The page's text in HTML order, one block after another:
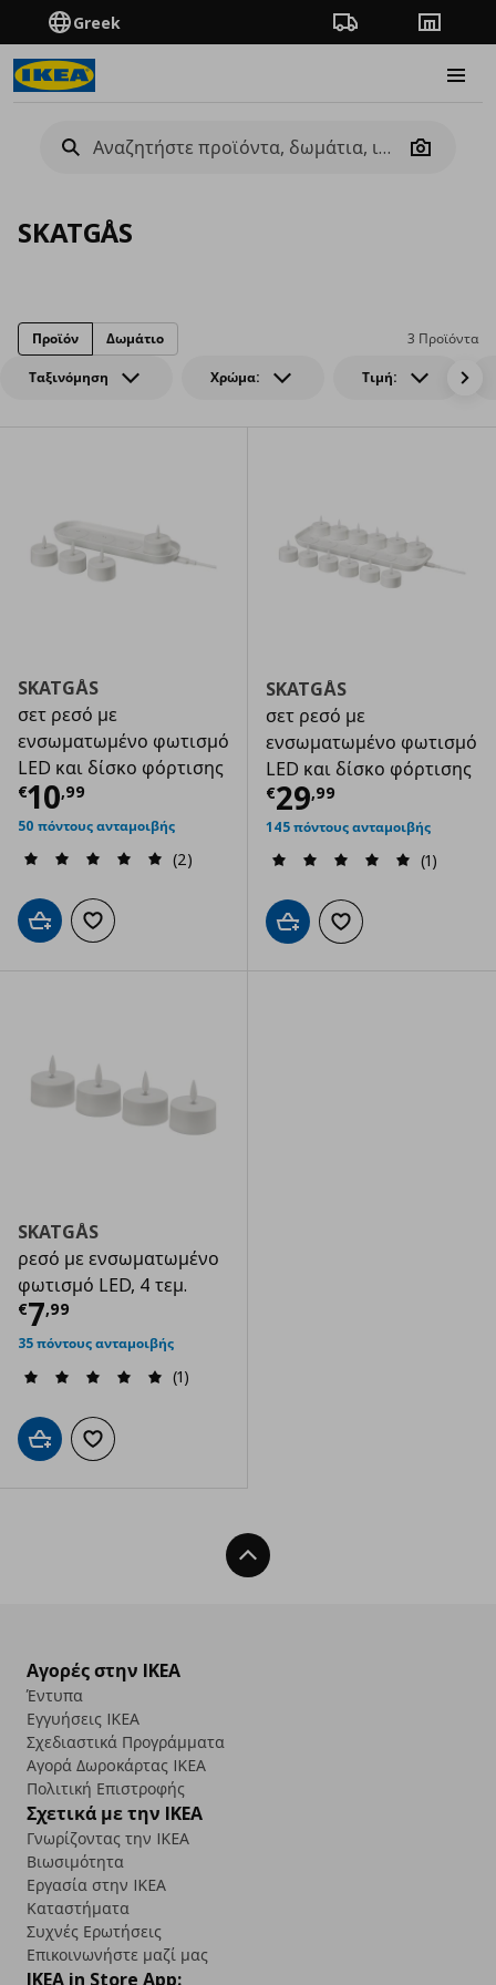
Greek Πορεία παραγγελίας
Camera
SKATGÅS
Ταξινόμηση Χρώμα: Τιμή:
3 Προϊόντα
Προϊόν Δωμάτιο
SKATGÅS
σετ ρεσό με
ενσωματωμένο φωτισμό
LED και δίσκο φόρτισης
€10,99
Τρέχουσα τιμή € 10,99
50 πόντους ανταμοιβής
(2)
Προσθήκη στο καλάθι
Προσθήκη στα αγαπημένα
SKATGÅS
σετ ρεσό με
ενσωματωμένο φωτισμό
LED και δίσκο φόρτισης
€29,99
Τρέχουσα
145 πόντους ανταμοιβής
(1)
Προσθήκη στο καλάθι
Προσθήκη στα
SKATGÅS
ρεσό με ενσωματωμένο
φωτισμό LED, 4 τεμ.
€7,99
Τρέχουσα τιμή
35 πόντους ανταμοιβής
(1)
Προσθήκη στο καλάθι
Προσθήκη στα αγαπημένα
Back To Top
Αγορές στην IKEA
Έντυπα
Εγγυήσεις IKEA
Σχεδιαστικά Προγράμματα
Αγορά Δωρoκάρτας IKEA
Πολιτική Επιστροφής
Σχετικά με την IKEA
Γνωρίζοντας την IKEA
Βιωσιμότητα
Εργασία στην IKEA
Καταστήματα
Συχνές Ερωτήσεις
Επικοινωνήστε μαζί μας
IKEA in Store App: